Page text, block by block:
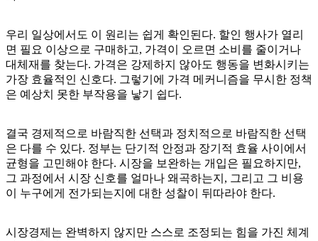
우리 일상에서도 이 원리는 쉽게 확인된다. 할인 행사가 열리
면 필요 이상으로 구매하고, 가격이 오르면 소비를 줄이거나
대체재를 찾는다. 가격은 강제하지 않아도 행동을 변화시키는
가장 효율적인 신호다. 그렇기에 가격 메커니즘을 무시한 정책
은 예상치 못한 부작용을 낳기 쉽다.
결국 경제적으로 바람직한 선택과 정치적으로 바람직한 선택
은 다를 수 있다. 정부는 단기적 안정과 장기적 효율 사이에서
균형을 고민해야 한다. 시장을 보완하는 개입은 필요하지만,
그 과정에서 시장 신호를 얼마나 왜곡하는지, 그리고 그 비용
이 누구에게 전가되는지에 대한 성찰이 뒤따라야 한다.
시장경제는 완벽하지 않지만 스스로 조정되는 힘을 가진 체계